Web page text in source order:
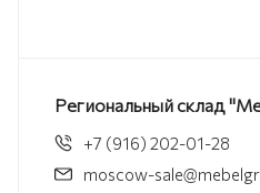
Региональный склад
+7 (916) 202-01-28
moscow-